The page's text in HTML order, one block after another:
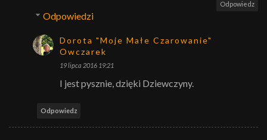
Odpowiedz
Odpowiedzi
Dorota "Moje Małe Czarowanie"
Owczarek
19 lipca 2016 19:21
I jest pysznie, dzięki Dziewczyny.
Odpowiedz